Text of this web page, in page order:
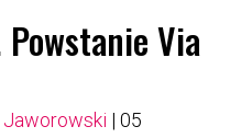
Powstanie Via
| 05